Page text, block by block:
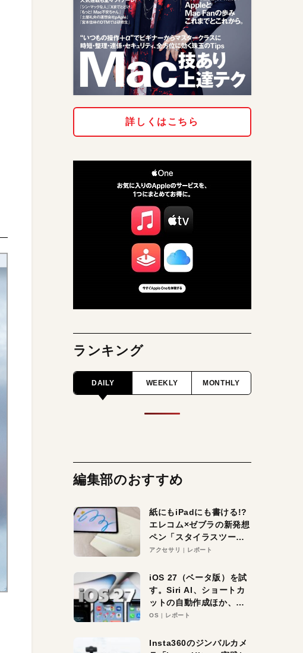
詳しくはこちら
ランキング
DAILY WEEKLY MONTHLY
編集部のおすすめ
紙にもiPadにも書ける!?
エレコム×ゼブラの新発想
ペン「スタイラスツーウ
ェイ」レビュー。持ち替
アクセサリ レポート
iOS 27（ベータ版）を試
す。Siri AI、ショートカ
ットの自動作成ほか、期
待大の便利機能5選。
る未来はすぐそこ！
OS レポート
Insta360のジンバルカメ